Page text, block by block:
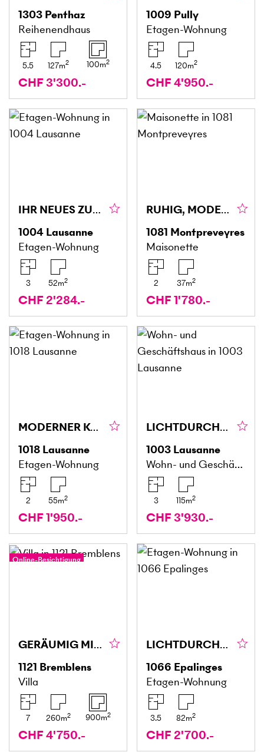
1303 Penthaz
Reihenendhaus
5.5 127m2 100m2
CHF 3'300.-
1009 Pully
Etagen-Wohnung
4.5 120m2
CHF 4'950.-
IHR NEUES ZUHAUSE IM HERZEN VON LAUSANNE
1004 Lausanne
Etagen-Wohnung
3 52m2
CHF 2'284.-
RUHIG, MODERN UND NATURNAH
1081 Montpreveyres
Maisonette
2 37m2
CHF 1'780.-
MODERNER KOMFORT AN IDEALER LAGE
1018 Lausanne
Etagen-Wohnung
2 55m2
CHF 1'950.-
LICHTDURCHFLUTETER UND MODERNE GEWERBE-FLÄCHE
1003 Lausanne
Wohn- und Geschäftshaus
3 115m2
CHF 3'930.-
Online-Besichtigung
GERÄUMIG MIT GROSSEM GARTEN
1121 Bremblens
Villa
7 260m2 900m2
CHF 4'750.-
LICHTDURCHFLUTET & KOMFORTABEL MIT VERANDA
1066 Epalinges
Etagen-Wohnung
3.5 82m2
CHF 2'700.-